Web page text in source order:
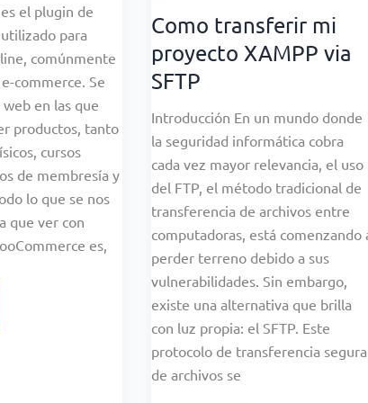
el plugin de
para
comúnmente
commerce. Se
en las que
productos, tanto
cursos
de membresía y
lo que se nos
que ver con
es,
Como transferir mi
proyecto XAMPP via
SFTP
Introducción En un mundo donde
la seguridad informática cobra
cada vez mayor relevancia, el uso
del FTP, el método tradicional de
transferencia de archivos entre
computadoras, está comenzando
perder terreno debido a sus
vulnerabilidades. Sin embargo,
existe una alternativa que brilla
con luz propia: el SFTP. Este
protocolo de transferencia segura
de archivos se